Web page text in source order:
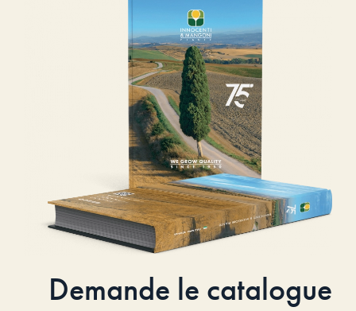
Demande le catalogue